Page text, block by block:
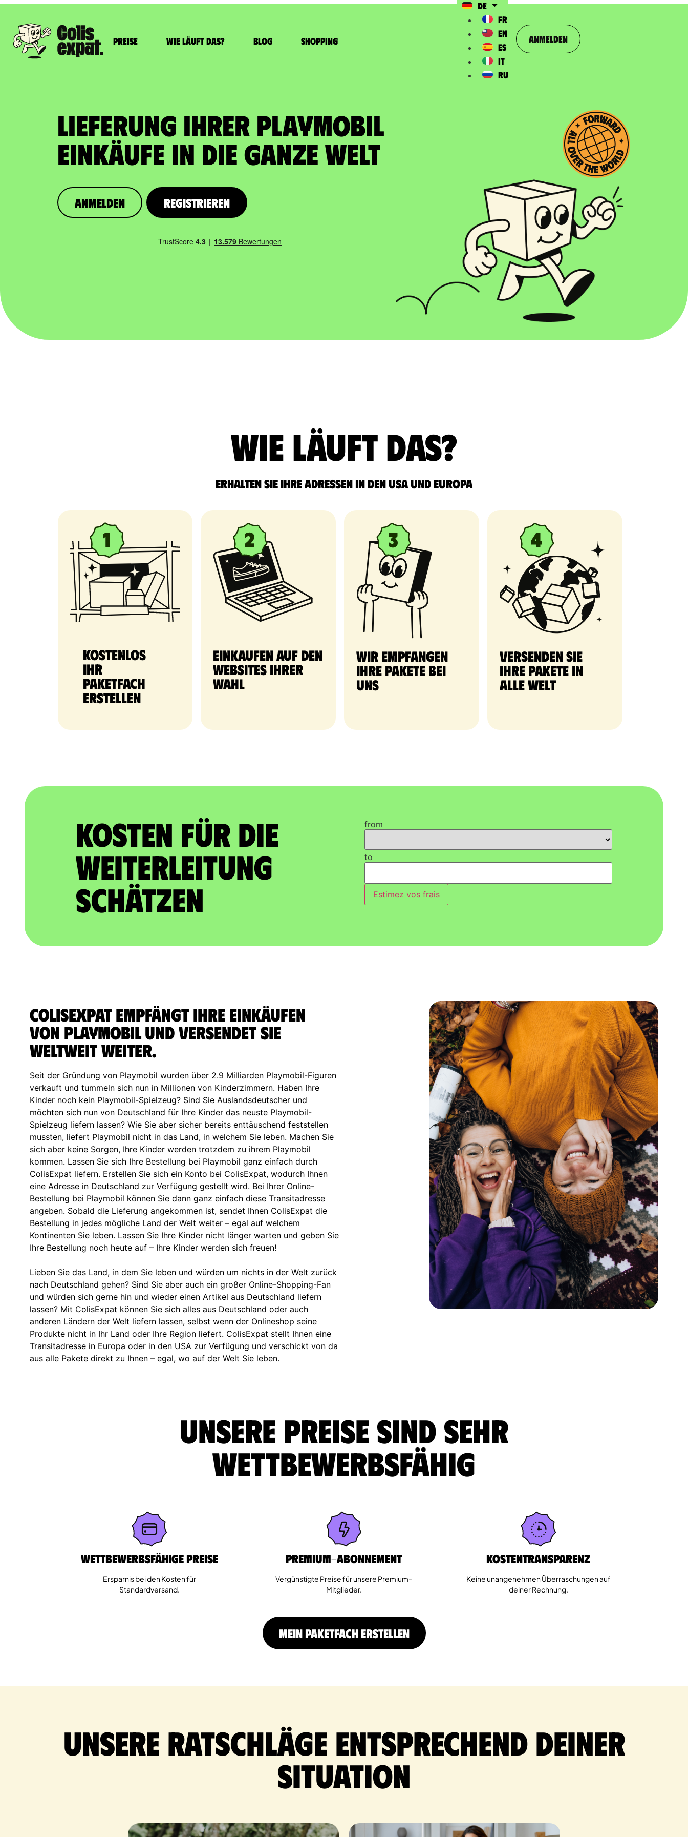
Preise Wie läuft das? Blog Shopping
DE
FR
EN
ES
IT
RU
Anmelden
LIEFERUNG IHRER PLAYMOBIL
EINKÄUFE In die ganze Welt
Anmelden Registrieren
Wie läuft das?
Erhalten Sie Ihre Adressen in den USA und Europa
Kostenlos
Ihr
Paketfach
erstellen
Einkaufen auf den
Websites Ihrer
Wahl
Wir empfangen
Ihre Pakete bei
uns
Versenden Sie
Ihre Pakete in
alle Welt
Kosten für die
Weiterleitung
schätzen
from
to
Estimez vos frais
ColisExpat empfängt Ihre Einkäufen
von Playmobil und versendet sie
weltweit weiter.
Seit der Gründung von Playmobil wurden über 2.9 Milliarden Playmobil-Figuren
verkauft und tummeln sich nun in Millionen von Kinderzimmern. Haben Ihre
Kinder noch kein Playmobil-Spielzeug? Sind Sie Auslandsdeutscher und
möchten sich nun von Deutschland für Ihre Kinder das neuste Playmobil-
Spielzeug liefern lassen? Wie Sie aber sicher bereits enttäuschend feststellen
mussten, liefert Playmobil nicht in das Land, in welchem Sie leben. Machen Sie
sich aber keine Sorgen, Ihre Kinder werden trotzdem zu ihrem Playmobil
kommen. Lassen Sie sich Ihre Bestellung bei Playmobil ganz einfach durch
ColisExpat liefern. Erstellen Sie sich ein Konto bei ColisExpat, wodurch Ihnen
eine Adresse in Deutschland zur Verfügung gestellt wird. Bei Ihrer Online-
Bestellung bei Playmobil können Sie dann ganz einfach diese Transitadresse
angeben. Sobald die Lieferung angekommen ist, sendet Ihnen ColisExpat die
Bestellung in jedes mögliche Land der Welt weiter – egal auf welchem
Kontinenten Sie leben. Lassen Sie Ihre Kinder nicht länger warten und geben Sie
Ihre Bestellung noch heute auf – Ihre Kinder werden sich freuen!
Lieben Sie das Land, in dem Sie leben und würden um nichts in der Welt zurück
nach Deutschland gehen? Sind Sie aber auch ein großer Online-Shopping-Fan
und würden sich gerne hin und wieder einen Artikel aus Deutschland liefern
lassen? Mit ColisExpat können Sie sich alles aus Deutschland oder auch
anderen Ländern der Welt liefern lassen, selbst wenn der Onlineshop seine
Produkte nicht in Ihr Land oder Ihre Region liefert. ColisExpat stellt Ihnen eine
Transitadresse in Europa oder in den USA zur Verfügung und verschickt von da
aus alle Pakete direkt zu Ihnen – egal, wo auf der Welt Sie leben.
Unsere Preise sind sehr
wettbewerbsfähig
Wettbewerbsfähige Preise
Ersparnis bei den Kosten für
Standardversand.
Premium-Abonnement
Vergünstigte Preise für unsere Premium-
Mitglieder.
Kostentransparenz
Keine unangenehmen Überraschungen auf
deiner Rechnung.
MEIN PAKETFACH ERSTELLEN
Unsere Ratschläge entsprechend deiner
Situation